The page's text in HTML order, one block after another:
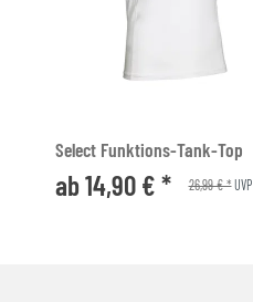
Select Funktions-Tank-Top
ab 14,90 € * 26,99 € *UVP